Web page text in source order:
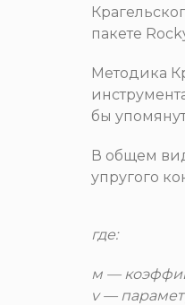
пакете
Методика
бы
В общем
упругого
где:
м —
v —